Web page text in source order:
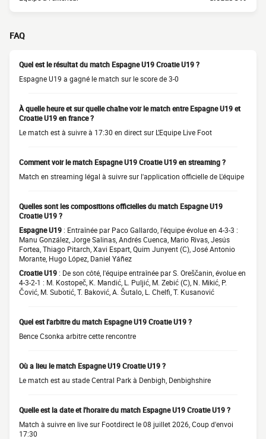
FAQ
Quel est le résultat du match Espagne U19 Croatie U19 ?
Espagne U19 a gagné le match sur le score de 3-0
À quelle heure et sur quelle chaîne voir le match entre Espagne U19 et
Croatie U19 en france ?
Le match est à suivre à 17:30 en direct sur L’Equipe Live Foot
Comment voir le match Espagne U19 Croatie U19 en streaming ?
Match en streaming légal à suivre sur l'application officielle de L'équipe
Quelles sont les compositions officielles du match Espagne U19
Croatie U19 ?
Espagne U19 : Entraînée par Paco Gallardo, l'équipe évolue en 4-3-3 :
Manu González, Jorge Salinas, Andrés Cuenca, Mario Rivas, Jesús
Fortea, Thiago Pitarch, Xavi Espart, Quim Junyent (C), José Antonio
Morante, Hugo López, Daniel Yáñez
Croatie U19 : De son côté, l'équipe entraînée par S. Oreščanin, évolue en
4-3-2-1 : M. Kostopeč, K. Mandić, L. Puljić, M. Zebić (C), N. Mikić, P.
Čović, M. Subotić, T. Baković, A. Šutalo, L. Chelfi, T. Kusanović
Quel est l'arbitre du match Espagne U19 Croatie U19 ?
Bence Csonka arbitre cette rencontre
Où a lieu le match Espagne U19 Croatie U19 ?
Le match est au stade Central Park à Denbigh, Denbighshire
Quelle est la date et l'horaire du match Espagne U19 Croatie U19 ?
Match à suivre en live sur Footdirect le 08 juillet 2026, Coup d'envoi
17:30